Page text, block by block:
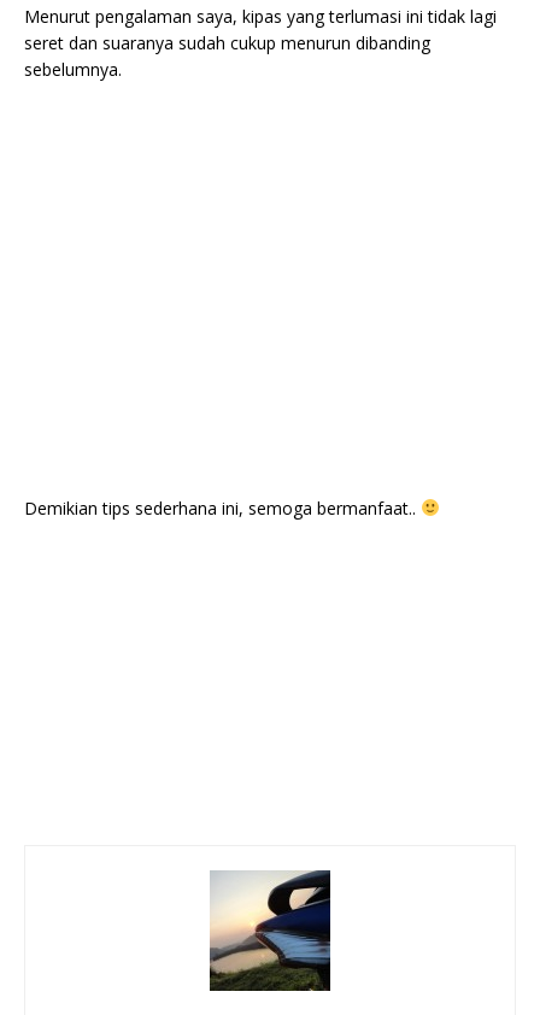
Menurut pengalaman saya, kipas yang terlumasi ini tidak lagi
seret dan suaranya sudah cukup menurun dibanding
sebelumnya.
Demikian tips sederhana ini, semoga bermanfaat..